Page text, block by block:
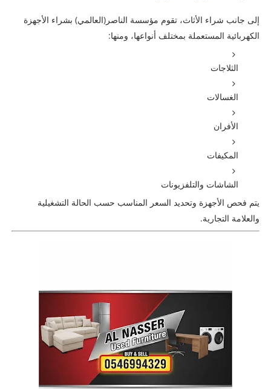
إلى جانب شراء الأثاث، تقوم مؤسسة الناصر(العالمي) بشراء الأجهزة
الكهربائية المستعملة بمختلف أنواعها، ومنها:
الثلاجات
الغسالات
الأفران
المكيفات
الشاشات والتلفزيونات
يتم فحص الأجهزة وتحديد السعر المناسب حسب الحالة التشغيلية
والعلامة التجارية.